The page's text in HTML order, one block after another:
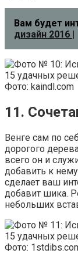
Вам будет
дизайн 2016 |
Фото: kaindl.com
11.
Венге сам по
дорогого
всего он и
добавить к
сделает ваш
добавит шика.
небольших
Фото: